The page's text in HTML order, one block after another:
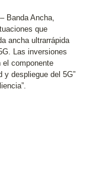
Banda Ancha,
que
ancha ultrarrápida
Las inversiones
componente
y despliegue del 5G”